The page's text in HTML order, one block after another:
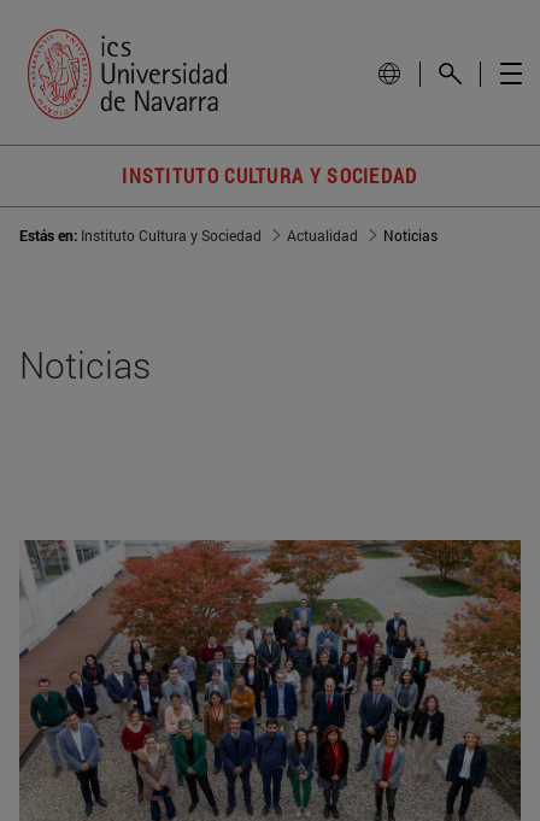
INSTITUTO CULTURA Y SOCIEDAD
Estás en: Instituto Cultura y Sociedad Actualidad Noticias
Noticias